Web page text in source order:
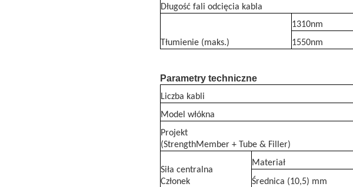
Długość fali odcięcia kabla
Tłumienie (maks.)
1310nm
1550nm
Parametry techniczne
Liczba kabli
Model włókna
Projekt
(StrengthMember + Tube & Filler)
Siła centralna
Członek
Materiał
Średnica (10,5) mm